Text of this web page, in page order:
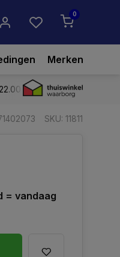
0
Merken
uur besteld,vandaag
SKU: 11811
= vandaag